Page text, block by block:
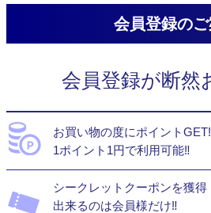
会員登録の
会員登録が断然
お買い物の度にポイント
1ポイント1円で利用可能‼
シークレットクーポンを獲得
出来るのは会員様だけ‼